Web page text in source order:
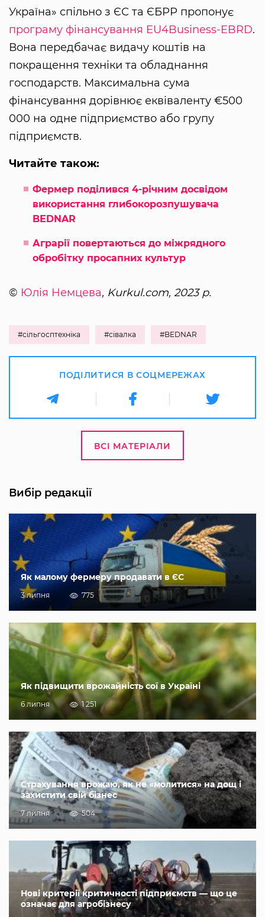
Україна» спільно з ЄС та ЄБРР пропонує
програму фінансування EU4Business-EBRD.
Вона передбачає видачу коштів на
покращення техніки та обладнання
господарств. Максимальна сума
фінансування дорівнює еквіваленту €500
000 на одне підприємство або групу
підприємств.
Читайте також:
Фермер поділився 4-річним досвідом
використання глибокорозпушувача
BEDNAR
Аграрії повертаються до міжрядного
обробітку просапних культур
© Юлія Немцева, Kurkul.com, 2023 р.
#сільгосптехніка #сівалка #BEDNAR
ПОДІЛИТИСЯ В СОЦМЕРЕЖАХ
ВСІ МАТЕРІАЛИ
Вибір редакції
Як малому фермеру продавати в ЄС
3 липня 775
Як підвищити врожайність сої в Україні
6 липня 1 251
Страхування врожаю, як не «молитися» на дощ і
захистити свій бізнес
7 липня 504
Нові критерії критичності підприємств — що це
означає для агробізнесу